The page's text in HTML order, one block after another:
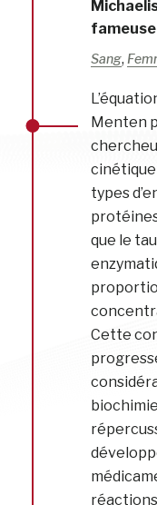
Sang,
Menten
types
que le
Cette